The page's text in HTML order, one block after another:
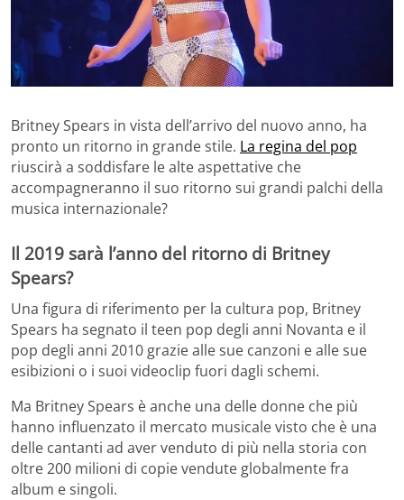
Britney Spears in vista dell’arrivo del nuovo anno, ha
pronto un ritorno in grande stile. La regina del pop
riuscirà a soddisfare le alte aspettative che
accompagneranno il suo ritorno sui grandi palchi della
musica internazionale?
Il 2019 sarà l’anno del ritorno di Britney
Spears?
Una figura di riferimento per la cultura pop, Britney
Spears ha segnato il teen pop degli anni Novanta e il
pop degli anni 2010 grazie alle sue canzoni e alle sue
esibizioni o i suoi videoclip fuori dagli schemi.
Ma Britney Spears è anche una delle donne che più
hanno influenzato il mercato musicale visto che è una
delle cantanti ad aver venduto di più nella storia con
oltre 200 milioni di copie vendute globalmente fra
album e singoli.